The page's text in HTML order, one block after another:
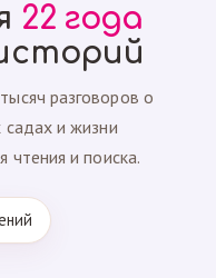
22 года
разговоров о
садах и жизни
чтения и поиска.